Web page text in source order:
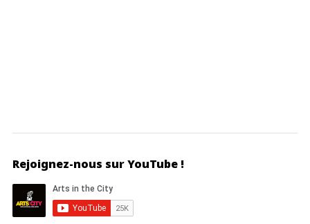
Rejoignez-nous sur YouTube !